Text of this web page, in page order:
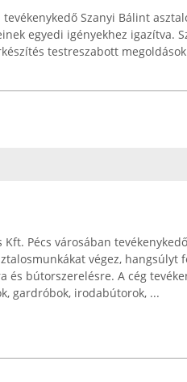
tevékenykedő Szanyi Bálint
egyedi igényekhez igazítva.
testreszabott
Kft. Pécs városában
végez, hangsúlyt
és bútorszerelésre. A cég
gardróbok, irodabútorok, ...